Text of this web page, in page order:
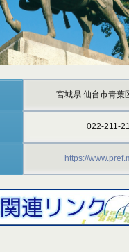
宮城県 仙台市青葉
022-211-
https://